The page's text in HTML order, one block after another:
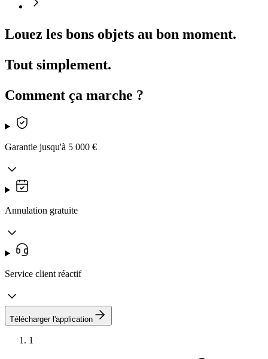
Louez les bons objets au bon moment.
Tout simplement.
Comment ça marche ?
Garantie jusqu'à 5 000 €
Annulation gratuite
Service client réactif
Télécharger l'application
1